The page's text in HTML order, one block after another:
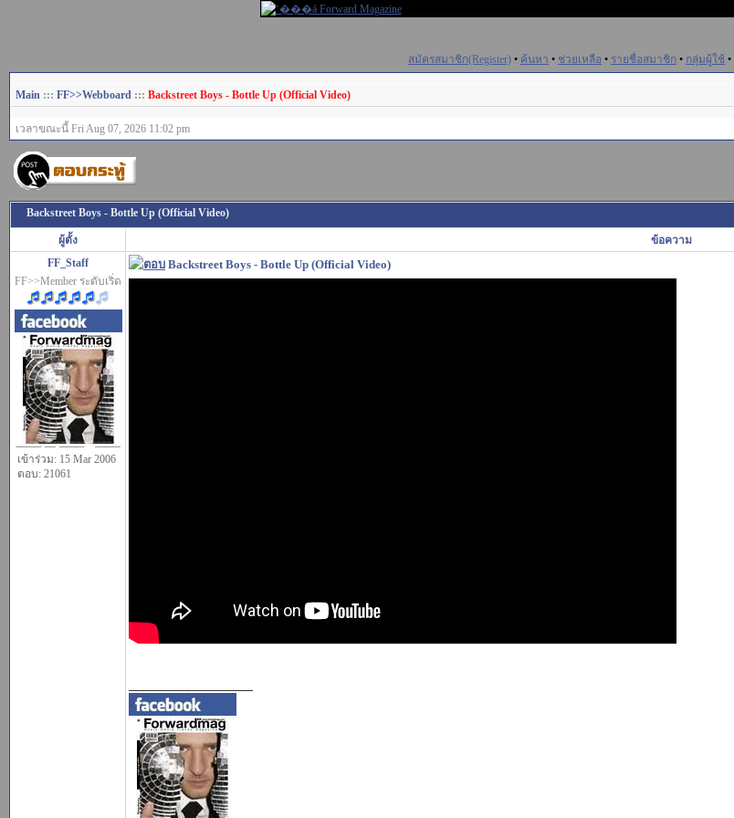
สมัครสมาชิก(Register) • ค้นหา • ช่วยเหลือ • รายชื่อสมาชิก • กลุ่มผู้ใช้ •
Main ::: FF>>Webboard ::: Backstreet Boys - Bottle Up (Official Video)
เวลาขณะนี้ Fri Aug 07, 2026 11:02 pm
Backstreet Boys - Bottle Up (Official Video)
ผู้ตั้ง
ข้อความ
FF_Staff
FF>>Member ระดับเริ่ด
เข้าร่วม: 15 Mar 2006
ตอบ: 21061
Backstreet Boys - Bottle Up (Official Video)